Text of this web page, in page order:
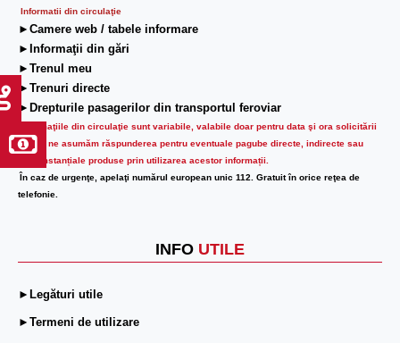
Informatii din circulaţie
►Camere web / tabele informare
►Informaţii din gări
►Trenul meu
►Trenuri directe
►Drepturile pasagerilor din transportul feroviar
Informaţiile din circulaţie sunt variabile, valabile doar pentru data şi ora solicitării
lor.Nu ne asumăm răspunderea pentru eventuale pagube directe, indirecte sau
circumstanțiale produse prin utilizarea acestor informații.
În caz de urgenţe, apelaţi numărul european unic 112. Gratuit în orice reţea de
telefonie.
INFO UTILE
►Legături utile
►Termeni de utilizare